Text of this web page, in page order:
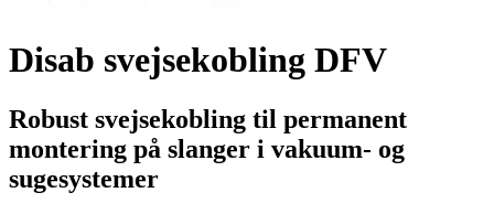
Disab svejsekobling DFV
Robust svejsekobling til permanent
montering på slanger i vakuum- og
sugesystemer